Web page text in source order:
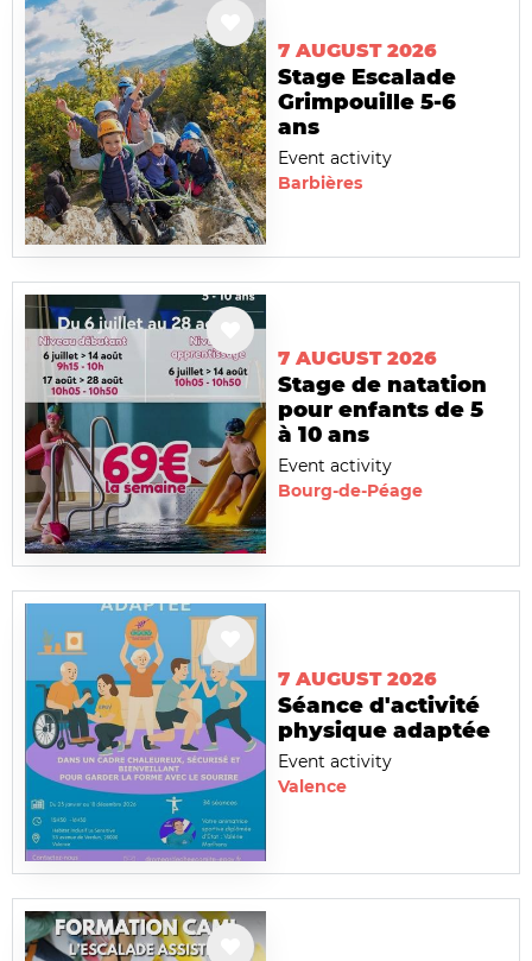
7 AUGUST 2026
Stage Escalade
Grimpouille 5-6
ans
Event activity
Barbières
7 AUGUST 2026
Stage de natation
pour enfants de 5
à 10 ans
Event activity
Bourg-de-Péage
7 AUGUST 2026
Séance d'activité
physique adaptée
Event activity
Valence